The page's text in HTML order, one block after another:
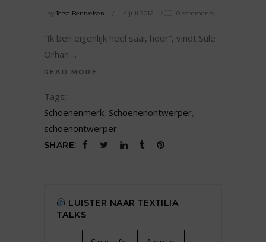
by Tessa Bentvelsen 4 juli 2016 0 comments
“Ik ben eigenlijk heel saai, hoor”, vindt Sule
Orhan
READ MORE
Tags:
Schoenenmerk, Schoenenontwerper,
schoenontwerper
SHARE:
LUISTER NAAR TEXTILIA
TALKS